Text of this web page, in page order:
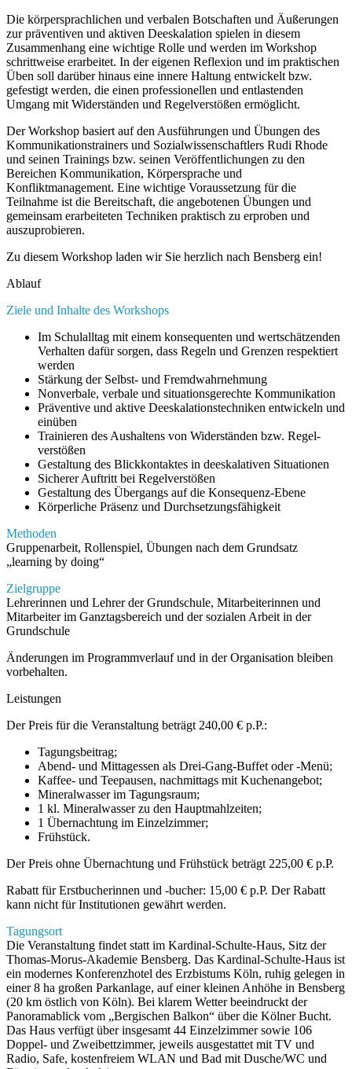
Die körpersprachlichen und verbalen Botschaften und Äußerungen
zur präventiven und aktiven Deeskalation spielen in diesem
Zusammenhang eine wichtige Rolle und werden im Workshop
schrittweise erarbeitet. In der eigenen Reflexion und im praktischen
Üben soll darüber hinaus eine innere Haltung entwickelt bzw.
gefestigt werden, die einen professionellen und entlastenden
Umgang mit Widerständen und Regelverstößen ermöglicht.
Der Workshop basiert auf den Ausführungen und Übungen des
Kommunikationstrainers und Sozialwissenschaftlers Rudi Rhode
und seinen Trainings bzw. seinen Veröffentlichungen zu den
Bereichen Kommunikation, Körpersprache und
Konfliktmanagement. Eine wichtige Voraussetzung für die
Teilnahme ist die Bereitschaft, die angebotenen Übungen und
gemeinsam erarbeiteten Techniken praktisch zu erproben und
auszuprobieren.
Zu diesem Workshop laden wir Sie herzlich nach Bensberg ein!
Ablauf
Ziele und Inhalte des Workshops
Im Schulalltag mit einem konsequenten und wertschätzenden
Verhalten dafür sorgen, dass Regeln und Grenzen respektiert
werden
Stärkung der Selbst- und Fremdwahrnehmung
Nonverbale, verbale und situationsgerechte Kommunikation
Präventive und aktive Deeskalationstechniken entwickeln und
einüben
Trainieren des Aushaltens von Widerständen bzw. Regel­
verstößen
Gestaltung des Blickkontaktes in deeskala­tiven Situationen
Sicherer Auftritt bei Regelverstößen
Gestaltung des Übergangs auf die Konsequenz-Ebene
Körperliche Präsenz und Durchsetzungs­fähigkeit
Methoden
Gruppenarbeit, Rollenspiel, Übungen nach dem Grundsatz
„learning by doing“
Zielgruppe
Lehrerinnen und Lehrer der Grundschule, Mitarbeiterinnen und
Mitarbeiter im Ganztagsbereich und der sozialen Arbeit in der
Grundschule
Änderungen im Programmverlauf und in der Organisation bleiben
vorbehalten.
Leistungen
Der Preis für die Veranstaltung beträgt 240,00 € p.P.:
Tagungsbeitrag;
Abend- und Mittagessen als Drei-Gang-Buffet oder -Menü;
Kaffee- und Teepausen, nachmittags mit Kuchenangebot;
Mineralwasser im Tagungsraum;
1 kl. Mineralwasser zu den Hauptmahlzeiten;
1 Übernachtung im Einzelzimmer;
Frühstück.
Der Preis ohne Übernachtung und Frühstück beträgt 225,00 € p.P.
Rabatt für Erstbucherinnen und -bucher: 15,00 € p.P. Der Rabatt
kann nicht für Institutionen gewährt werden.
Tagungsort
Die Veranstaltung findet statt im Kardinal-Schulte-Haus, Sitz der
Thomas-Morus-Akademie Bensberg. Das Kardinal-Schulte-Haus ist
ein modernes Konferenzhotel des Erzbistums Köln, ruhig gelegen in
einer 8 ha großen Parkanlage, auf einer kleinen Anhöhe in Bensberg
(20 km östlich von Köln). Bei klarem Wetter beeindruckt der
Panoramablick vom „Bergischen Balkon“ über die Kölner Bucht.
Das Haus verfügt über insgesamt 44 Einzelzimmer sowie 106
Doppel- und Zweibettzimmer, jeweils ausgestattet mit TV und
Radio, Safe, kostenfreiem WLAN und Bad mit Dusche/WC und